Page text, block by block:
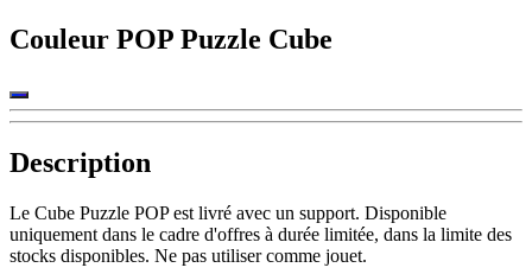
Couleur POP Puzzle Cube
Description
Le Cube Puzzle POP est livré avec un support. Disponible
uniquement dans le cadre d'offres à durée limitée, dans la limite des
stocks disponibles. Ne pas utiliser comme jouet.